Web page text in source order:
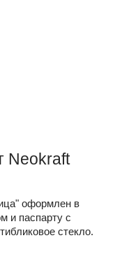
Neokraft
оформлен в
и паспарту с
стекло.